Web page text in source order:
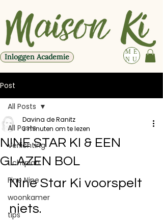
ME
NU
Inloggen Academie
Post
All Posts
Verlichting
Lichtplan
Fine Nine
woonkamer
tips
All Posts
NINE STAR KI & EEN
GLAZEN BOL
Davina de Ranitz
3 minuten om te lezen
Nine Star Ki voorspelt
niets.